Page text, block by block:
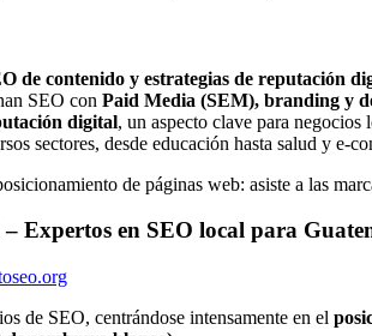
de contenido y estrategias de reputación
SEO con Paid Media (SEM), branding y
digital, un aspecto clave para negocios
sectores, desde educación hasta salud y e-
de páginas web: asiste a las
– Expertos en SEO local para
de SEO, centrándose intensamente en el